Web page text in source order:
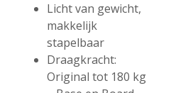
Licht van gewicht,
makkelijk
stapelbaar
Draagkracht:
Original tot 180 kg